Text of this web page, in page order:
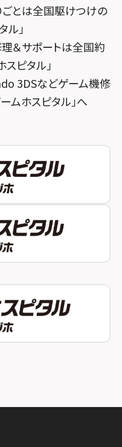
町
路キャスパ
とは全国駆けつけの
ル」
理＆サポートは全国約
スピタル」
3DSなどゲーム機修
ムホスピタル」へ